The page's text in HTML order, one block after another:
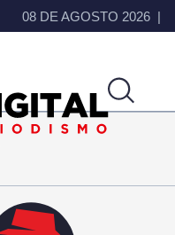
08 DE AGOSTO 2026